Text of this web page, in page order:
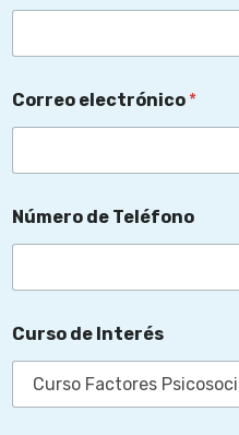
Correo electrónico *
Número de Teléfono
Curso de Interés